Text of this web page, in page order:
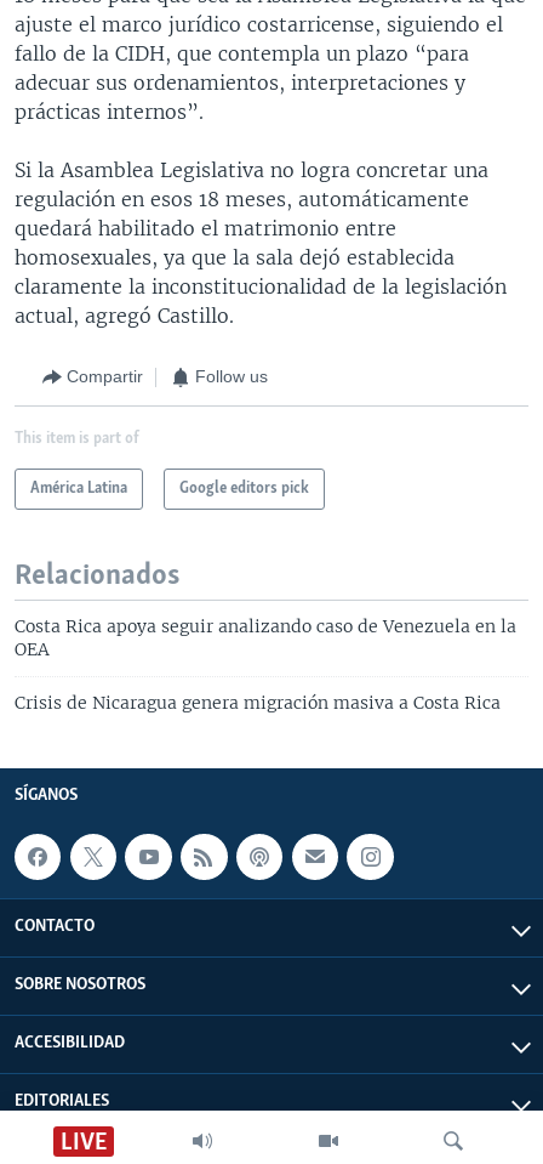
LIVE
ajuste el marco jurídico costarricense, siguiendo el
fallo de la CIDH, que contempla un plazo “para
adecuar sus ordenamientos, interpretaciones y
prácticas internos”.
Si la Asamblea Legislativa no logra concretar una
regulación en esos 18 meses, automáticamente
quedará habilitado el matrimonio entre
homosexuales, ya que la sala dejó establecida
claramente la inconstitucionalidad de la legislación
actual, agregó Castillo.
Compartir Follow us
This item is part of
América Latina Google editors pick
Relacionados
Costa Rica apoya seguir analizando caso de Venezuela en la
OEA
Crisis de Nicaragua genera migración masiva a Costa Rica
SÍGANOS
CONTACTO
SOBRE NOSOTROS
ACCESIBILIDAD
EDITORIALES